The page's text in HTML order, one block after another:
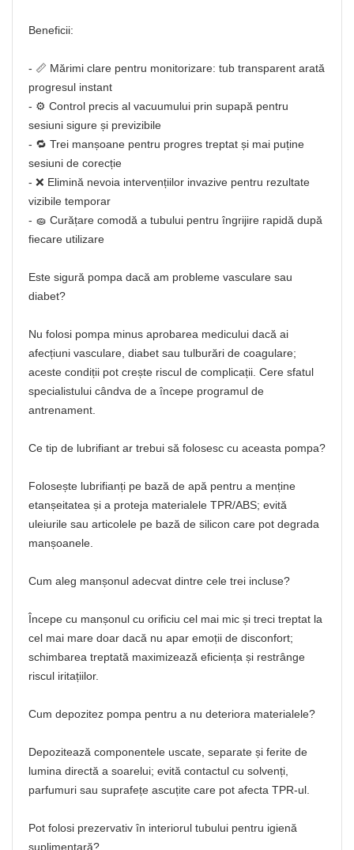
Beneficii:
- 📏 Mărimi clare pentru monitorizare: tub transparent arată
progresul instant
- ⚙️ Control precis al vacuumului prin supapă pentru
sesiuni sigure și previzibile
- 🔁 Trei manșoane pentru progres treptat și mai puține
sesiuni de corecție
- ❌ Elimină nevoia intervențiilor invazive pentru rezultate
vizibile temporar
- 🧽 Curățare comodă a tubului pentru îngrijire rapidă după
fiecare utilizare
Este sigură pompa dacă am probleme vasculare sau
diabet?
Nu folosi pompa minus aprobarea medicului dacă ai
afecțiuni vasculare, diabet sau tulburări de coagulare;
aceste condiții pot crește riscul de complicații. Cere sfatul
specialistului cândva de a începe programul de
antrenament.
Ce tip de lubrifiant ar trebui să folosesc cu aceasta pompa?
Folosește lubrifianți pe bază de apă pentru a menține
etanșeitatea și a proteja materialele TPR/ABS; evită
uleiurile sau articolele pe bază de silicon care pot degrada
manșoanele.
Cum aleg manșonul adecvat dintre cele trei incluse?
Începe cu manșonul cu orificiu cel mai mic și treci treptat la
cel mai mare doar dacă nu apar emoții de disconfort;
schimbarea treptată maximizează eficiența și restrânge
riscul iritațiilor.
Cum depozitez pompa pentru a nu deteriora materialele?
Depozitează componentele uscate, separate și ferite de
lumina directă a soarelui; evită contactul cu solvenți,
parfumuri sau suprafețe ascuțite care pot afecta TPR-ul.
Pot folosi prezervativ în interiorul tubului pentru igienă
suplimentară?